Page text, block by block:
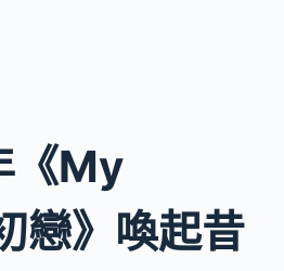
《My
戀》喚起昔